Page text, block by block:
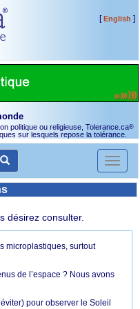
[English ]
politique ou religieuse, Tolerance.ca®
sur lesquels repose la tolérance.
Toggle
désirez consulter.
microplastiques, surtout
de l’espace ? Nous avons
pour observer le Soleil